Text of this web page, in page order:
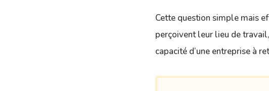
Cette question simple mais
perçoivent leur lieu de
capacité d’une entreprise à